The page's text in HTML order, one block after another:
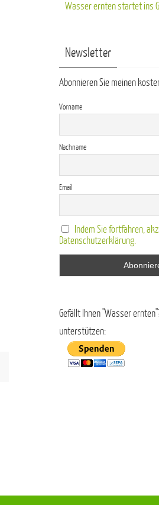
Wasser ernten startet ins
Newsletter
Abonnieren Sie meinen
Vorname
Nachname
Email
Indem Sie fortfahren,
Datenschutzerklärung.
Gefällt Ihnen "Wasser
unterstützen: